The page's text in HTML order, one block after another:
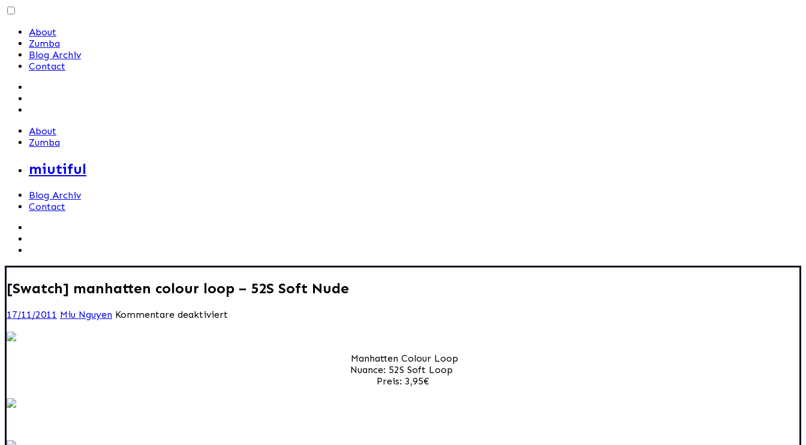
Skip
contentAbout
Zumba
Blog Archiv
Contact
About
Zumba
miutiful
Blog Archiv
Contact
[Swatch] manhatten colour loop – 52S Soft Nude
17/11/2011 Miu Nguyen Kommentare deaktiviert
Manhatten Colour Loop
Nuance: 52S Soft Loop
Preis: 3,95€